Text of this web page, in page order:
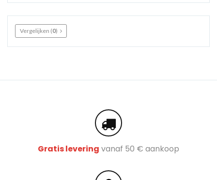
Vergelijken (0)
Gratis levering vanaf 50 € aankoop